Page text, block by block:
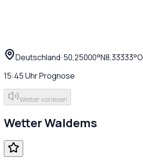
Deutschland··50,25000°N8,33333°O
15:45UhrPrognose
Wetter vorlesen
WetterWaldems